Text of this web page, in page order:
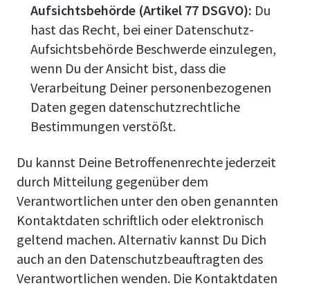
Aufsichtsbehörde (Artikel 77 DSGVO): Du
hast das Recht, bei einer Datenschutz-
Aufsichtsbehörde Beschwerde einzulegen,
wenn Du der Ansicht bist, dass die
Verarbeitung Deiner personenbezogenen
Daten gegen datenschutzrechtliche
Bestimmungen verstößt.
Du kannst Deine Betroffenenrechte jederzeit
durch Mitteilung gegenüber dem
Verantwortlichen unter den oben genannten
Kontaktdaten schriftlich oder elektronisch
geltend machen. Alternativ kannst Du Dich
auch an den Datenschutzbeauftragten des
Verantwortlichen wenden. Die Kontaktdaten